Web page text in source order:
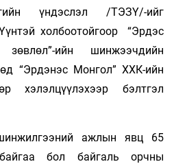
үндэслэл /ТЭЗҮ/-ийг
холбоотойгоор “Эрдэс
ийн шинжээчдийн
“Эрдэнэс Монгол” ХХК-ийн
хэлэлцүүлэхээр бэлтгэл
ажлын явц 65
бол байгаль орчны